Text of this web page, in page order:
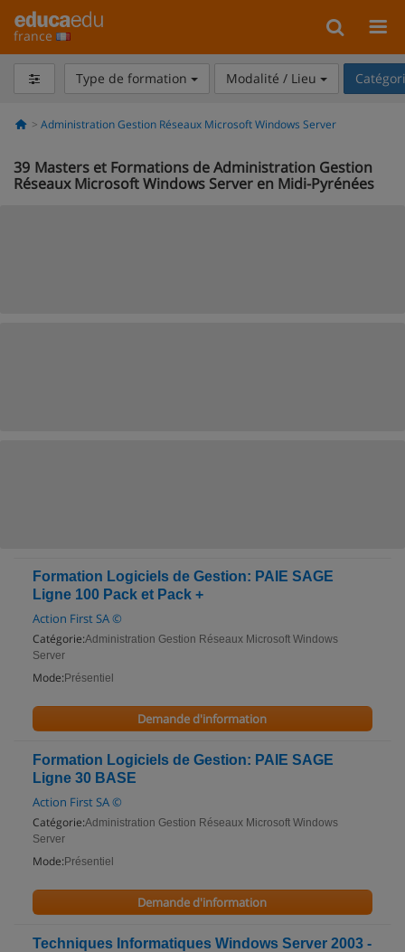
france
Type de formation Modalité / Lieu
Administration Gestion Réseaux Microsoft Windows Server
39 Masters et Formations de Administration Gestion
Réseaux Microsoft Windows Server en Midi-Pyrénées
Formation Logiciels de Gestion: PAIE SAGE
Ligne 100 Pack et Pack +
Action First SA ©
Catégorie:Administration Gestion Réseaux Microsoft Windows
Server
Mode: Présentiel
Demande d'information
Formation Logiciels de Gestion: PAIE SAGE
Ligne 30 BASE
Action First SA ©
Catégorie:Administration Gestion Réseaux Microsoft Windows
Server
Mode: Présentiel
Demande d'information
Techniques Informatiques Windows Server 2003 -